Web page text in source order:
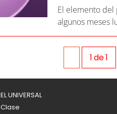
El elemento del
algunos meses
1de1
EL UNIVERSAL
Clase